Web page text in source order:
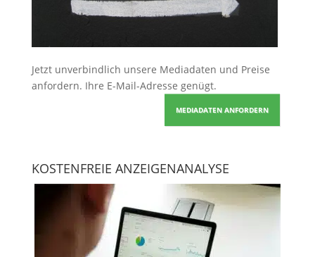
Jetzt unverbindlich unsere Mediadaten und Preise
anfordern. Ihre E-Mail-Adresse genügt.
MEDIADATEN ANFORDERN
KOSTENFREIE ANZEIGENANALYSE